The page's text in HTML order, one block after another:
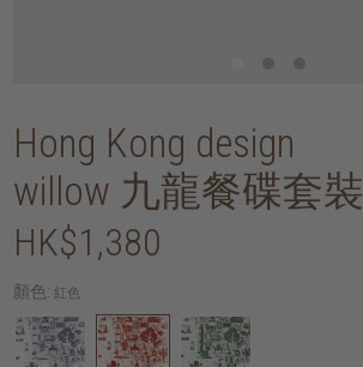
Hong Kong design
willow 九龍餐碟套裝
HK$1,380
顏色: 紅色